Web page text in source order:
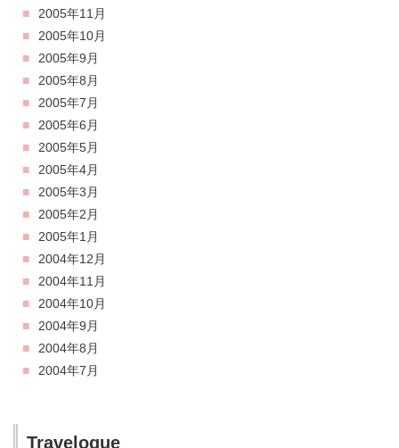
2005年11月
2005年10月
2005年9月
2005年8月
2005年7月
2005年6月
2005年5月
2005年4月
2005年3月
2005年2月
2005年1月
2004年12月
2004年11月
2004年10月
2004年9月
2004年8月
2004年7月
Travelogue